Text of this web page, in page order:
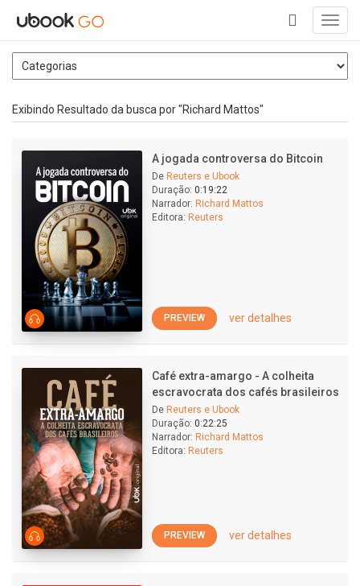
+
Exibindo Resultado da busca por "Richard Mattos"
A jogada controversa do Bitcoin
De Reuters e Ubook
Duração: 0:19:22
Narrador: Richard Mattos
Editora: Reuters
PREVIEW ver detalhes
Café extra-amargo - A colheita
escravocrata dos cafés brasileiros
De Reuters e Ubook
Duração: 0:22:25
Narrador: Richard Mattos
Editora: Reuters
PREVIEW ver detalhes